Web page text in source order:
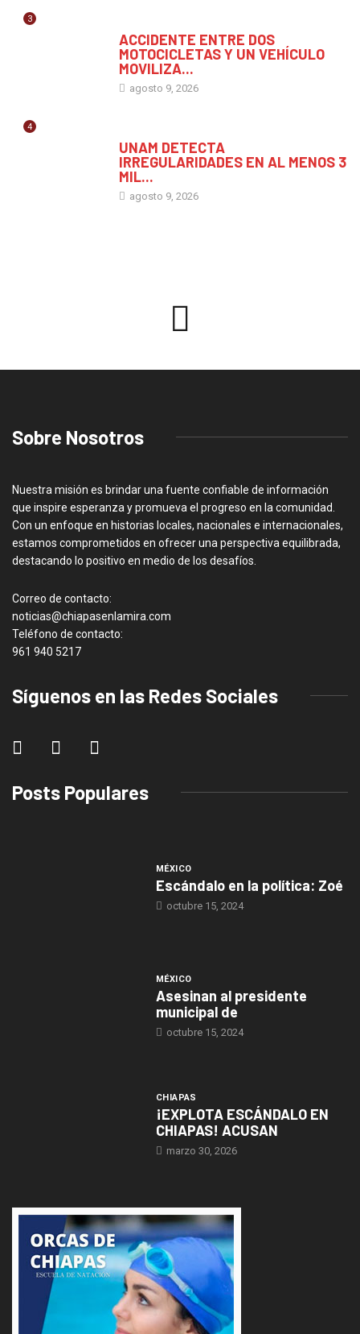
3
ACCIDENTE ENTRE DOS
MOTOCICLETAS Y UN VEHÍCULO
MOVILIZA...
agosto 9, 2026
4
UNAM DETECTA
IRREGULARIDADES EN AL MENOS 3
MIL...
agosto 9, 2026
Sobre Nosotros
Nuestra misión es brindar una fuente confiable de información
que inspire esperanza y promueva el progreso en la comunidad.
Con un enfoque en historias locales, nacionales e internacionales,
estamos comprometidos en ofrecer una perspectiva equilibrada,
destacando lo positivo en medio de los desafíos.
Correo de contacto:
noticias@chiapasenlamira.com
Teléfono de contacto:
961 940 5217
Síguenos en las Redes Sociales
Posts Populares
MÉXICO
Escándalo en la política: Zoé
octubre 15, 2024
MÉXICO
Asesinan al presidente
municipal de
octubre 15, 2024
CHIAPAS
¡EXPLOTA ESCÁNDALO EN
CHIAPAS! ACUSAN
marzo 30, 2026